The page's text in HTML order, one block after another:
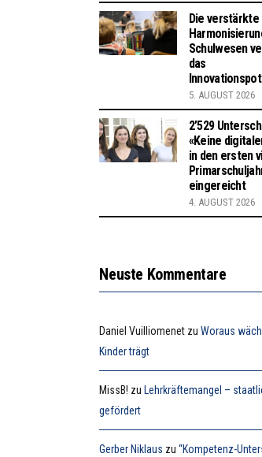
Die verstärkte
Schulwesen
das
5. AUGUST 2026
2’529
«Keine
in den ersten
eingereicht
4. AUGUST 2026
Neuste Kommentare
Daniel Vuilliomenet zuWoraus
Kinder trägt
MissB! zu Lehrkräftemangel –
gefördert
Gerber Niklaus zu“Kompetenz-